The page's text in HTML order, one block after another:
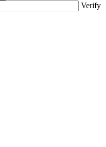
Verify